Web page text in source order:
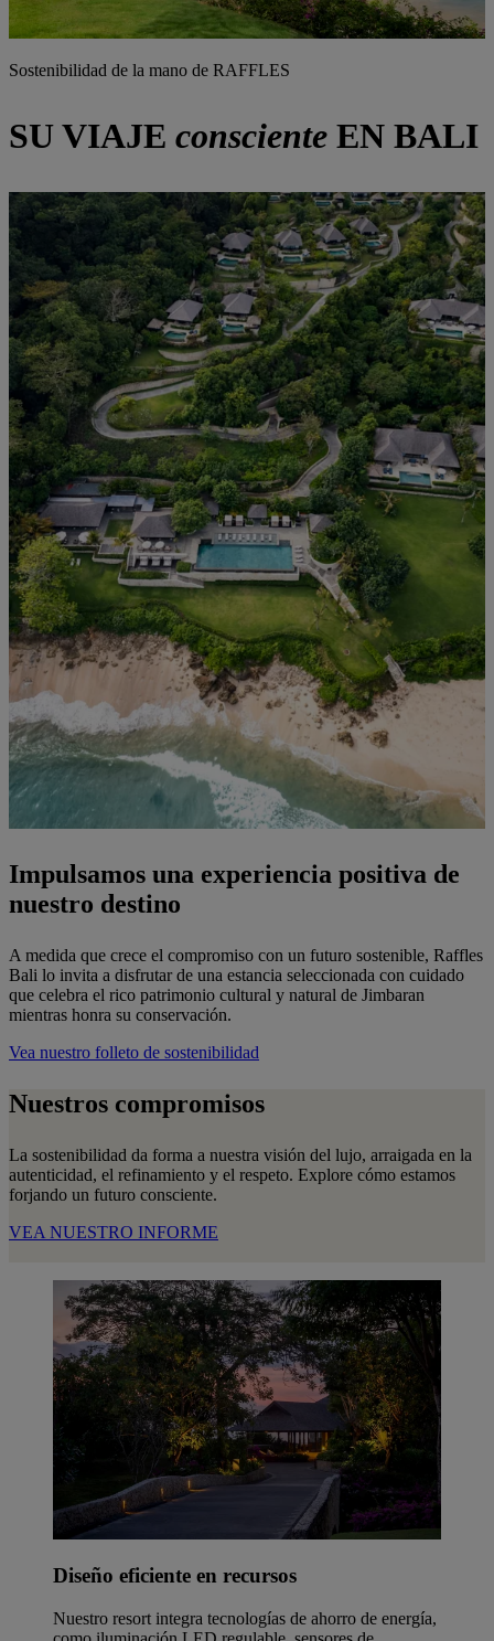
Sostenibilidad de la mano de RAFFLES
SU VIAJE consciente EN BALI
Impulsamos una experiencia positiva de
nuestro destino
A medida que crece el compromiso con un futuro sostenible, Raffles
Bali lo invita a disfrutar de una estancia seleccionada con cuidado
que celebra el rico patrimonio cultural y natural de Jimbaran
mientras honra su conservación.
Vea nuestro folleto de sostenibilidad
Nuestros compromisos
La sostenibilidad da forma a nuestra visión del lujo, arraigada en la
autenticidad, el refinamiento y el respeto. Explore cómo estamos
forjando un futuro consciente.
VEA NUESTRO INFORME
Diseño eficiente en recursos
Nuestro resort integra tecnologías de ahorro de energía,